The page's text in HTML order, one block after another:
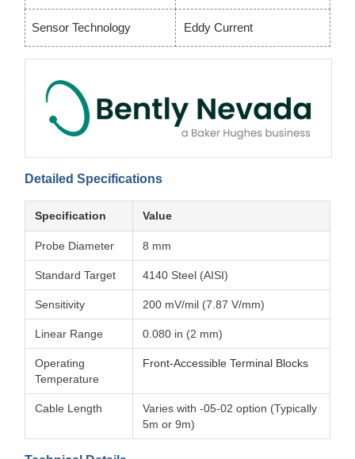
Sensor Technology Eddy Current
Detailed Specifications
Specification Value
Probe Diameter 8 mm
Standard Target 4140 Steel (AISI)
Sensitivity 200 mV/mil (7.87 V/mm)
Linear Range 0.080 in (2 mm)
Operating
Temperature
Front-Accessible Terminal Blocks
Cable Length
Varies with -05-02 option (Typically
5m or 9m)